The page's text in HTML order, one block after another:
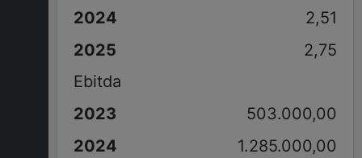
2,51
2,75
Ebitda
503.000,00
1.285.000,00